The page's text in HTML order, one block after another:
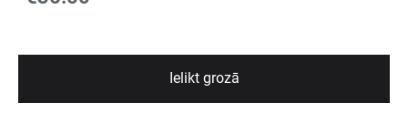
Ielikt grozā